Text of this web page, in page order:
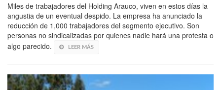
Miles de trabajadores del Holding Arauco, viven en estos días la
angustia de un eventual despido. La empresa ha anunciado la
reducción de 1,000 trabajadores del segmento ejecutivo. Son
personas no sindicalizadas por quienes nadie hará una protesta o
algo parecido.
LEER MÁS